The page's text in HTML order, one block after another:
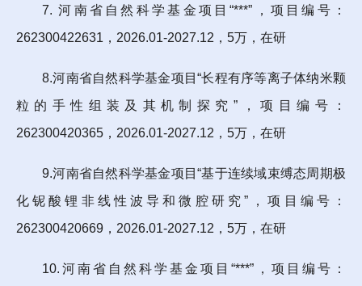
7. 河南省自然科学基金项目“***”，项目编号：
262300422631，2026.01-2027.12，5万，在研
8.河南省自然科学基金项目“长程有序等离子体纳米颗
粒的手性组装及其机制探究”，项目编号：
262300420365，2026.01-2027.12，5万，在研
9.河南省自然科学基金项目“基于连续域束缚态周期极
化铌酸锂非线性波导和微腔研究”，项目编号：
262300420669，2026.01-2027.12，5万，在研
10.河南省自然科学基金项目“***”，项目编号：